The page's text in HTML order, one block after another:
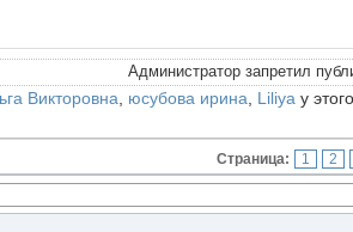
Администратор запретил
Викторовна юсубова ирина Liliya у
Страница: 1 2